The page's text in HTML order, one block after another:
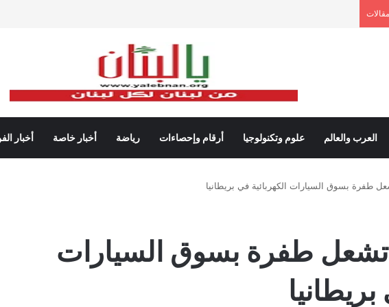
العرب والعالم علوم وتكنولوجيا أرقام وإحصاءات رياضة أخبار خاصة أخبار
طفرة بسوق السيارات الكهربائية في بريطانيا
تشعل طفرة بسوق السيارات